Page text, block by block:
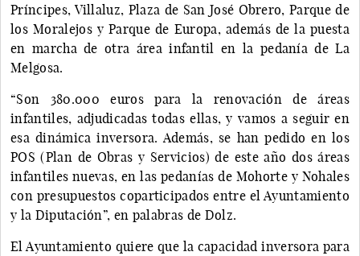
Príncipes, Villaluz, Plaza de San José Obrero, Parque de
los Moralejos y Parque de Europa, además de la puesta
en marcha de otra área infantil en la pedanía de La
Melgosa.
“Son 380.000 euros para la renovación de áreas
infantiles, adjudicadas todas ellas, y vamos a seguir en
esa dinámica inversora. Además, se han pedido en los
POS (Plan de Obras y Servicios) de este año dos áreas
infantiles nuevas, en las pedanías de Mohorte y Nohales
con presupuestos coparticipados entre el Ayuntamiento
y la Diputación”, en palabras de Dolz.
El Ayuntamiento quiere que la capacidad inversora para